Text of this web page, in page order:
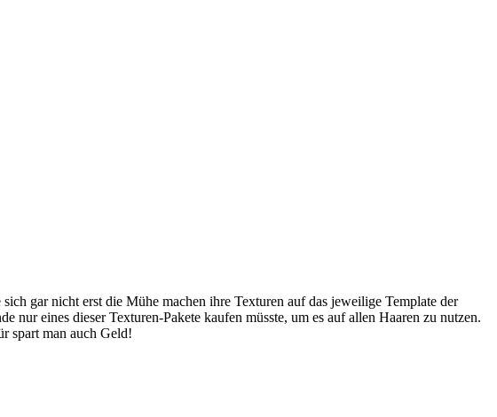
gar nicht erst die Mühe machen ihre Texturen auf das jeweilige Template der
nur eines dieser Texturen-Pakete kaufen müsste, um es auf allen Haaren zu nutzen.
spart man auch Geld!